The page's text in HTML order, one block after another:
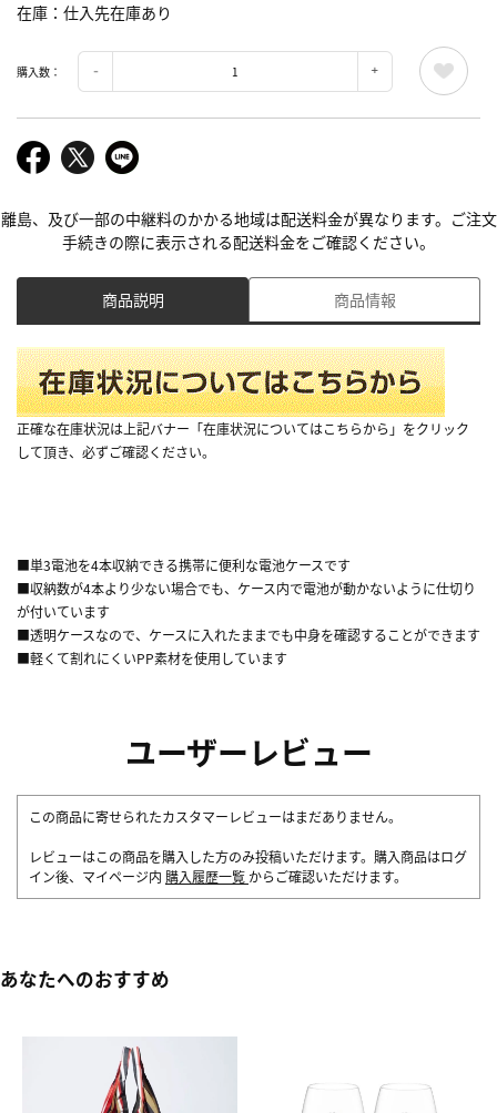
在庫 仕入先在庫あり
購入数：
離島、及び一部の中継料のかかる地域は配送料金が異なります。ご注文
手続きの際に表示される配送料金をご確認ください。
商品説明 商品情報
正確な在庫状況は上記バナー「在庫状況についてはこちらから」をクリック
して頂き、必ずご確認ください。
■単3電池を4本収納できる携帯に便利な電池ケースです
■収納数が4本より少ない場合でも、ケース内で電池が動かないように仕切り
が付いています
■透明ケースなので、ケースに入れたままでも中身を確認することができます
■軽くて割れにくいPP素材を使用しています
ユーザーレビュー
この商品に寄せられたカスタマーレビューはまだありません。
レビューはこの商品を購入した方のみ投稿いただけます。購入商品はログ
イン後、マイページ内 購入履歴一覧 からご確認いただけます。
あなたへのおすすめ